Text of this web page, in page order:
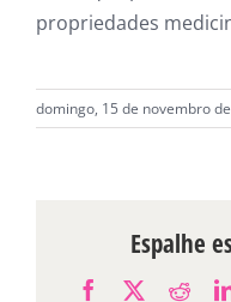
propriedades
domingo, 15 de novembro
Espalhe
Facebook